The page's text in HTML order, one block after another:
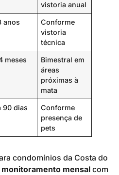
vistoria anual
anos
Conforme
vistoria
técnica
meses
Bimestral em
áreas
próximas à
mata
90 dias
Conforme
presença de
pets
condomínios da Costa do
mensal com